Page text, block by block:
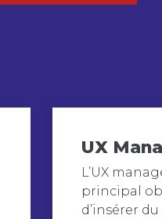
UX
L’UX
principal
d’insérer